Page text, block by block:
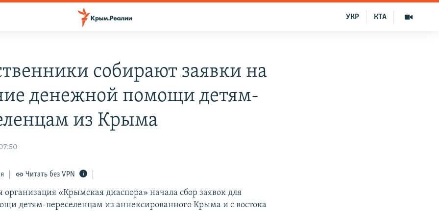
КТА
УКР
собирают заявки на
денежной помощи детям-
из Крыма
Читать без VPN
организация «Крымская диаспора» начала сбор заявок для
детям-переселенцам из аннексированного Крыма и с востока